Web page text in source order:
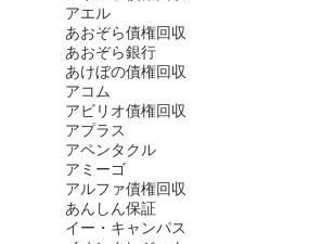
アエル
あおぞら債権回収
あおぞら銀行
あけぼの債権回収
アコム
アビリオ債権回収
アプラス
アペンタクル
アミーゴ
アルファ債権回収
あんしん保証
イー・キャンパス